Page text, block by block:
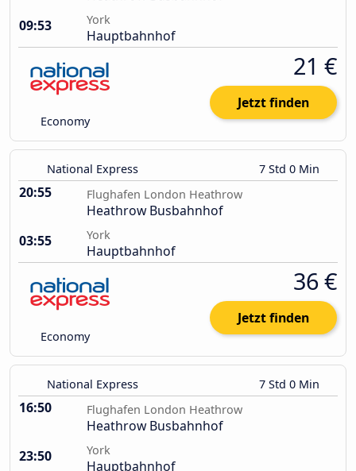
09:53
York
Hauptbahnhof
Economy
21 €
Jetzt finden
National Express 7 Std 0 Min
20:55 Flughafen London Heathrow
Heathrow Busbahnhof
03:55
York
Hauptbahnhof
Economy
36 €
Jetzt finden
National Express 7 Std 0 Min
16:50 Flughafen London Heathrow
Heathrow Busbahnhof
23:50
York
Hauptbahnhof